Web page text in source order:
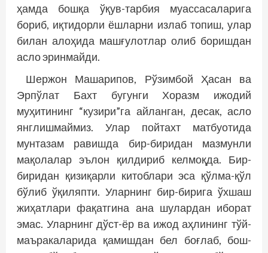
ҳамда бошқа ўқув-тарбия муассасаларига
бориб, иқтидорли ёшларни излаб топиш, улар
билан алоҳида машғулотлар олиб боришдан
асло эринмайди.
Шержон Машарипов, Рўзимбой Ҳасан ва
Эрпўлат Бахт бугунги Хоразм ижодий
муҳитининг “кузири”га айланган, десак, асло
янглишмаймиз. Улар пойтахт матбуотида
мунтазам равишда бир-биридан мазмунли
мақолалар эълон қилдириб келмоқда. Бир-
биридан қизиқарли китоблари эса қўлма-қўл
бўлиб ўқиляпти. Уларнинг бир-бирига ўхшаш
жиҳатлари фақатгина ана шулардан иборат
эмас. Уларнинг дўст-ёр ва ижод аҳлининг тўй-
маъракаларида қамишдан бел боғлаб, бош-